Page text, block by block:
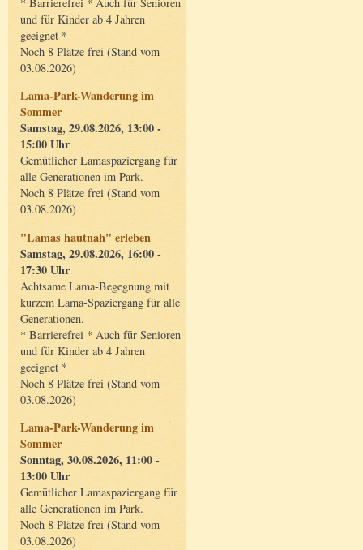
und für Kinder ab 4 Jahren
geeignet *
Noch 8 Plätze frei (Stand vom
03.08.2026)
Lama-Park-Wanderung im
Sommer
Samstag, 29.08.2026, 13:00 -
15:00 Uhr
Gemütlicher Lamaspaziergang für
alle Generationen im Park.
Noch 8 Plätze frei (Stand vom
03.08.2026)
"Lamas hautnah" erleben
Samstag, 29.08.2026, 16:00 -
17:30 Uhr
Achtsame Lama-Begegnung mit
kurzem Lama-Spaziergang für alle
Generationen.
* Barrierefrei * Auch für Senioren
und für Kinder ab 4 Jahren
geeignet *
Noch 8 Plätze frei (Stand vom
03.08.2026)
Lama-Park-Wanderung im
Sommer
Sonntag, 30.08.2026, 11:00 -
13:00 Uhr
Gemütlicher Lamaspaziergang für
alle Generationen im Park.
Noch 8 Plätze frei (Stand vom
03.08.2026)